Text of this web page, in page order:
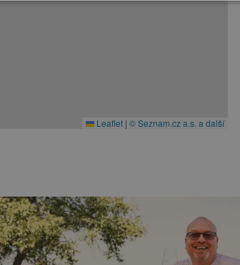
Leaflet | © Seznam.cz a.s. a další